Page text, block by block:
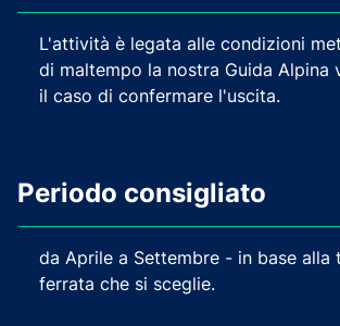
L'attività è legata alle condizioni
di maltempo la nostra Guida Alpina
il caso di confermare l'uscita.
Periodo consigliato
da Aprile a Settembre - in base alla
ferrata che si sceglie.